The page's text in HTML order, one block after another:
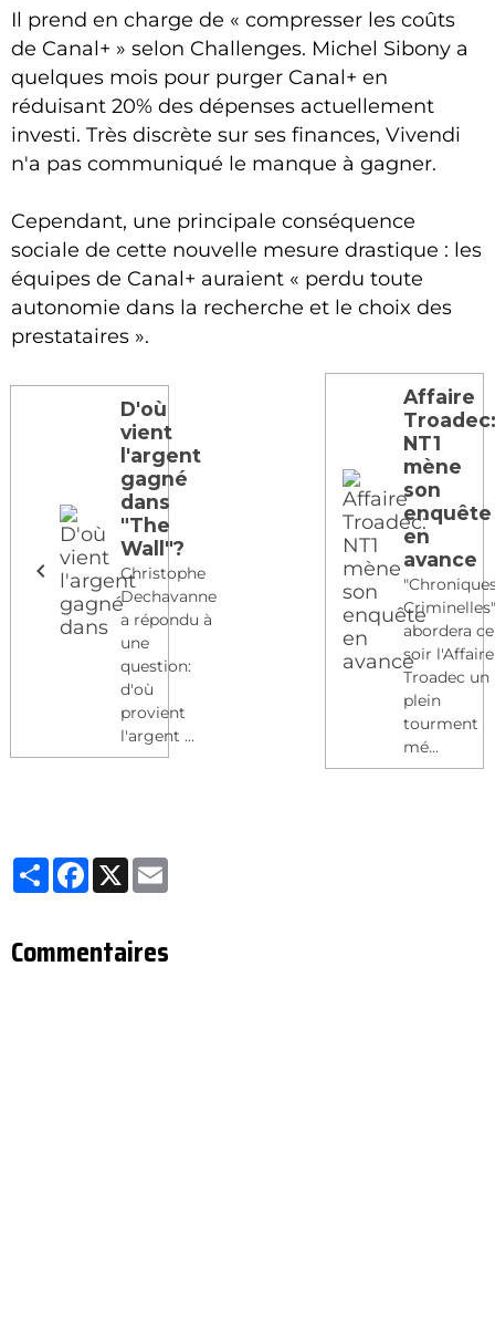
Il prend en charge de « compresser les coûts
de Canal+ » selon Challenges. Michel Sibony a
quelques mois pour purger Canal+ en
réduisant 20% des dépenses actuellement
investi. Très discrète sur ses finances, Vivendi
n'a pas communiqué le manque à gagner.
Cependant, une principale conséquence
sociale de cette nouvelle mesure drastique : les
équipes de Canal+ auraient « perdu toute
autonomie dans la recherche et le choix des
prestataires ».
D'où
vient
l'argent
gagné
dans
"The
Wall"?
Christophe
Dechavanne
a répondu à
une
question:
d'où
provient
l'argent ...
Affaire
NT1
mène
son
enquête
en
avance
abordera ce
soir l'Affaire
Troadec un
plein
tourment
mé...
Partager
Facebook
X
Commentaires